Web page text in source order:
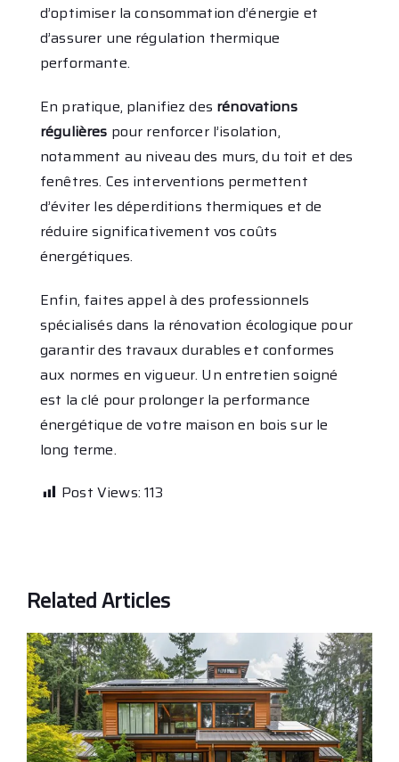
d’optimiser la consommation d’énergie et
d’assurer une régulation thermique
performante.
En pratique, planifiez des rénovations
régulières pour renforcer l’isolation,
notamment au niveau des murs, du toit et des
fenêtres. Ces interventions permettent
d’éviter les déperditions thermiques et de
réduire significativement vos coûts
énergétiques.
Enfin, faites appel à des professionnels
spécialisés dans la rénovation écologique pour
garantir des travaux durables et conformes
aux normes en vigueur. Un entretien soigné
est la clé pour prolonger la performance
énergétique de votre maison en bois sur le
long terme.
Post Views: 113
Related Articles